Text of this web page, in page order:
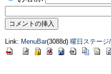
Link: MenuBar(3088d) 曜日ステージ